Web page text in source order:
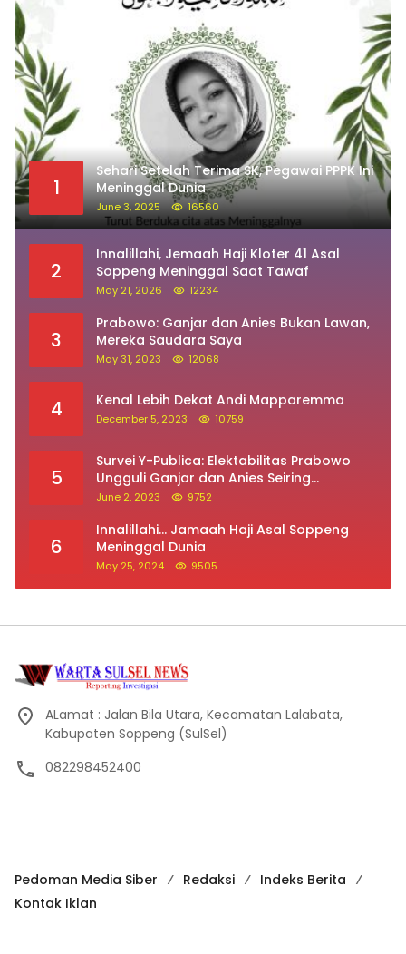
1
Sehari Setelah Terima SK, Pegawai PPPK Ini
Meninggal Dunia
June 3, 2025 16560
2
Innalillahi, Jemaah Haji Kloter 41 Asal
Soppeng Meninggal Saat Tawaf
May 21, 2026 12234
3
Prabowo: Ganjar dan Anies Bukan Lawan,
Mereka Saudara Saya
May 31, 2023 12068
4 Kenal Lebih Dekat Andi Mapparemma
December 5, 2023 10759
5
Survei Y-Publica: Elektabilitas Prabowo
Ungguli Ganjar dan Anies Seiring
Kepuasan Terhadap Jokowi Naik
June 2, 2023 9752
6
Innalillahi… Jamaah Haji Asal Soppeng
Meninggal Dunia
May 25, 2024 9505
ALamat : Jalan Bila Utara, Kecamatan Lalabata,
Kabupaten Soppeng (SulSel)
082298452400
Pedoman Media Siber Redaksi
Indeks Berita
Kontak Iklan